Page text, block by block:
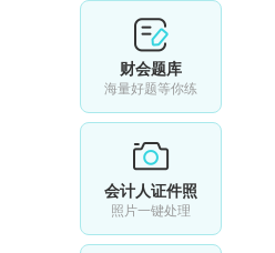
财会题库
海量好题等你练
会计人证件照
照片一键处理